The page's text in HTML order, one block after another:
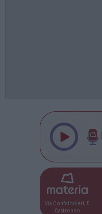
Via Confalonieri, 5
Castronno